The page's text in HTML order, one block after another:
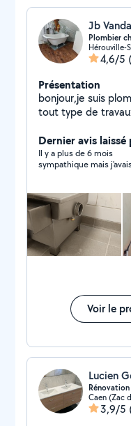
Jb
Plombier
4,6/5
Présentation
bonjour,je suis
tout type de
prix resonable et
Dernier avis
Il y a plus de 6 mois
sympathique mais
Voir le
Lucien
3,9/5